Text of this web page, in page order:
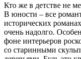
Кто же в детстве не
В юности – все
исторических
очень надолго.
фоне интерьеров
со старинными